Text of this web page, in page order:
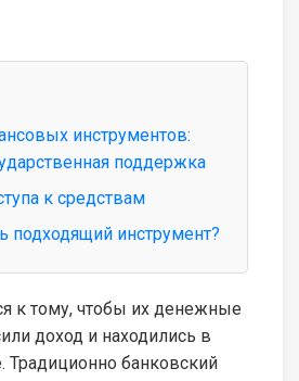
инструментов:
поддержка
к средствам
подходящий инструмент?
к тому, чтобы их денежные
доход и находились в
Традиционно банковский